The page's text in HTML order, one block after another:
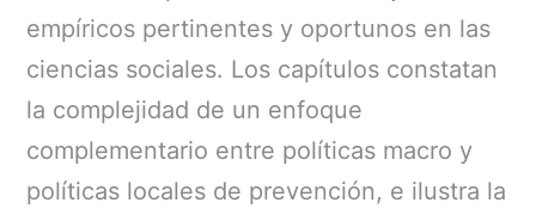
empíricos pertinentes y oportunos en las
ciencias sociales. Los capítulos constatan
la complejidad de un enfoque
complementario entre políticas macro y
políticas locales de prevención, e ilustra la